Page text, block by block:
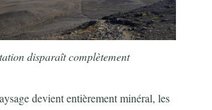
disparaît complètement
devient entièrement minéral, les